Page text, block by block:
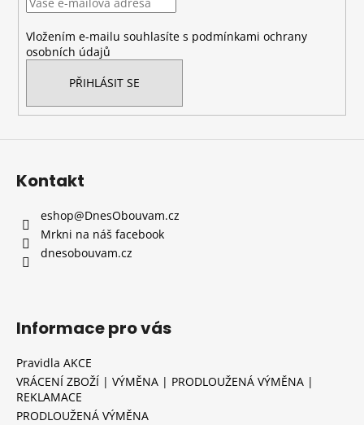
Vložením e-mailu souhlasíte s podmínkami ochrany
osobních údajů
PŘIHLÁSIT SE
Kontakt
eshop@DnesObouvam.cz
Mrkni na náš facebook
dnesobouvam.cz
Informace pro vás
Pravidla AKCE
VRÁCENÍ ZBOŽÍ | VÝMĚNA | PRODLOUŽENÁ VÝMĚNA |
REKLAMACE
PRODLOUŽENÁ VÝMĚNA